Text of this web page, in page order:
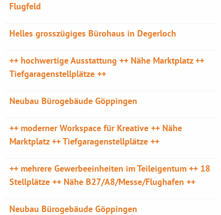
Flugfeld
Helles grosszügiges Bürohaus in Degerloch
++ hochwertige Ausstattung ++ Nähe Marktplatz ++
Tiefgaragenstellplätze ++
Neubau Bürogebäude Göppingen
++ moderner Workspace für Kreative ++ Nähe
Marktplatz ++ Tiefgaragenstellplätze ++
++ mehrere Gewerbeeinheiten im Teileigentum ++ 18
Stellplätze ++ Nähe B27/A8/Messe/Flughafen ++
Neubau Bürogebäude Göppingen